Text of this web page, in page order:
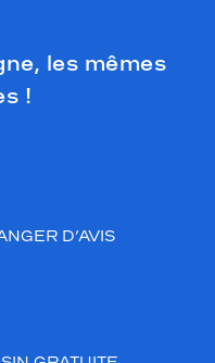
les mêmes
!
D’AVIS